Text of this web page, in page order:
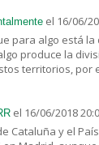
el 16/06/
para algo está
produce la
territorios, por
el 16/06/2018
Cataluña y el